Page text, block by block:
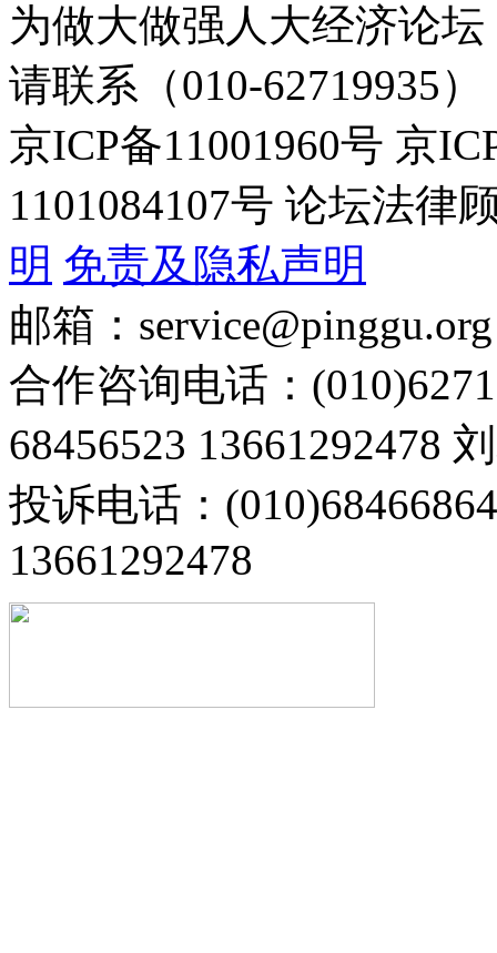
为做大做强人大经济论
请联系（010-62719935）
京ICP备11001960号 京
1101084107号 论坛法律
明 免责及隐私声明
邮箱：service@pinggu.org
合作咨询电话：
68456523 13661292478
投诉电话：
13661292478